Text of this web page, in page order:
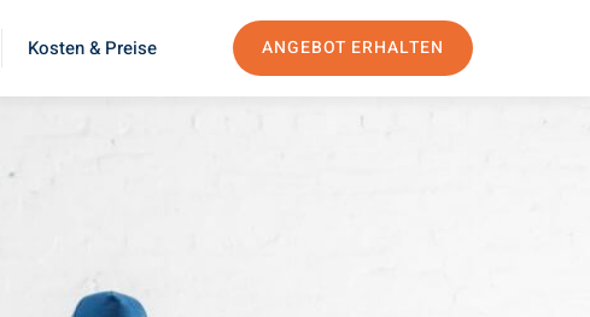
Kosten & Preise ANGEBOT ERHALTEN